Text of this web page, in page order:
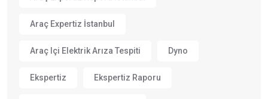
Araç Expertiz İstanbul
Araç Içi Elektrik Arıza Tespiti Dyno
Ekspertiz Ekspertiz Raporu